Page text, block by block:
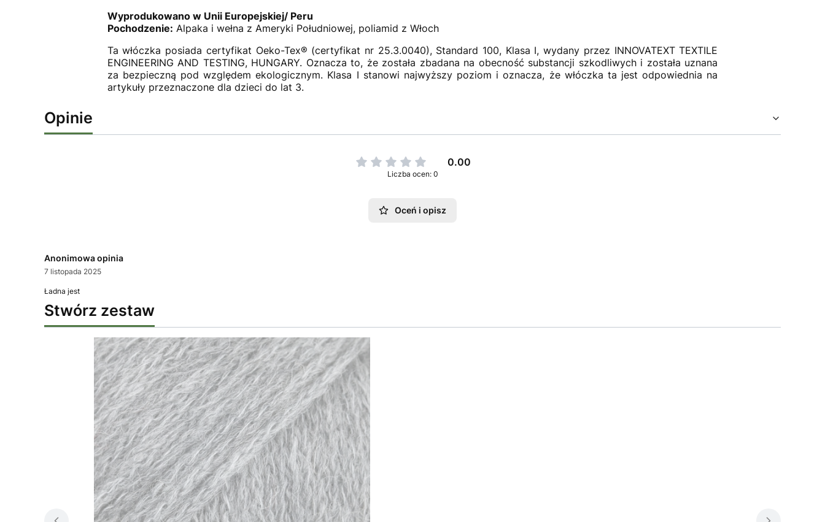
Wyprodukowano w Unii Europejskiej/ Peru
Pochodzenie: Alpaka i wełna z Ameryki Południowej, poliamid z Włoch
Ta włóczka posiada certyfikat Oeko-Tex® (certyfikat nr 25.3.0040), Standard 100, Klasa I, wydany przez INNOVATEXT TEXTILE
ENGINEERING AND TESTING, HUNGARY. Oznacza to, że została zbadana na obecność substancji szkodliwych i została uznana
za bezpieczną pod względem ekologicznym. Klasa I stanowi najwyższy poziom i oznacza, że włóczka ta jest odpowiednia na
artykuły przeznaczone dla dzieci do lat 3.
Opinie
0.00
Liczba ocen: 0
Oceń i opisz
Anonimowa opinia
7 listopada 2025
Ładna jest
Stwórz zestaw